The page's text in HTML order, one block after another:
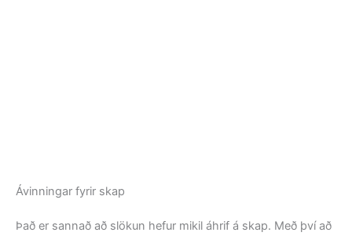
Ávinningar fyrir skap
Það er sannað að slökun hefur mikil áhrif á skap. Með því að